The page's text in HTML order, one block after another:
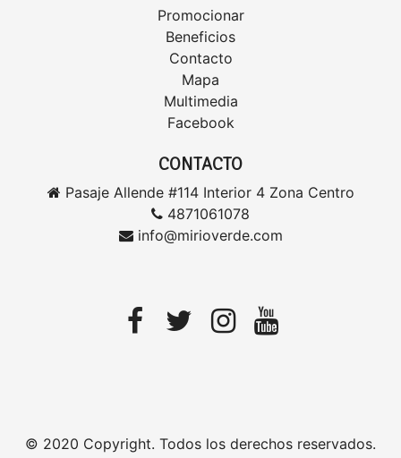
Promocionar
Beneficios
Contacto
Mapa
Multimedia
Facebook
CONTACTO
Pasaje Allende #114 Interior 4 Zona Centro
4871061078
info@mirioverde.com
© 2020 Copyright. Todos los derechos reservados.